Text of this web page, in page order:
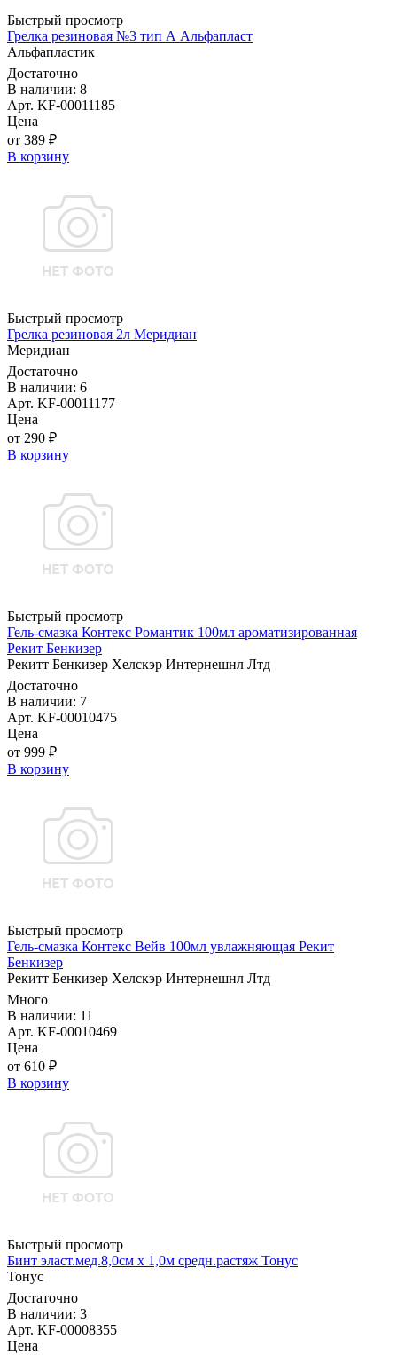
Быстрый просмотр
Грелка резиновая №3 тип А Альфапласт
Альфапластик
Достаточно
В наличии: 8
Арт. KF-00011185
Цена
от 389 ₽
В корзину
Быстрый просмотр
Грелка резиновая 2л Меридиан
Меридиан
Достаточно
В наличии: 6
Арт. KF-00011177
Цена
от 290 ₽
В корзину
Быстрый просмотр
Гель-смазка Контекс Романтик 100мл ароматизированная
Рекит Бенкизер
Рекитт Бенкизер Хелскэр Интернешнл Лтд
Достаточно
В наличии: 7
Арт. KF-00010475
Цена
от 999 ₽
В корзину
Быстрый просмотр
Гель-смазка Контекс Вейв 100мл увлажняющая Рекит
Бенкизер
Рекитт Бенкизер Хелскэр Интернешнл Лтд
Много
В наличии: 11
Арт. KF-00010469
Цена
от 610 ₽
В корзину
Быстрый просмотр
Бинт эласт.мед.8,0см х 1,0м средн.растяж Тонус
Тонус
Достаточно
В наличии: 3
Арт. KF-00008355
Цена